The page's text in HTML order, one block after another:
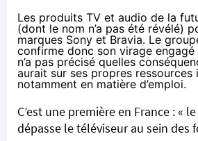
Les produits TV et audio de la
(dont le nom n’a pas été révélé)
marques Sony et Bravia. Le
confirme donc son virage engagé
n’a pas précisé quelles
aurait sur ses propres ressources
notamment en matière d’emploi.
C’est une première en France : «
dépasse le téléviseur au sein des